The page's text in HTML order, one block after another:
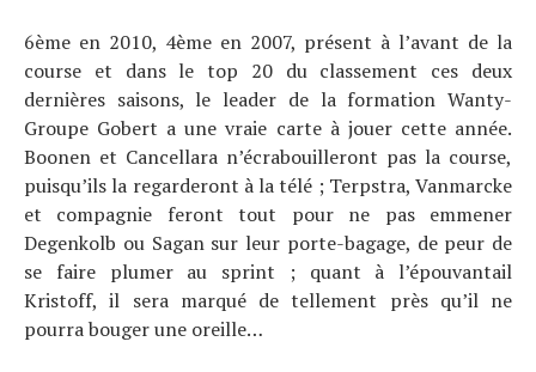
6ème en 2010, 4ème en 2007, présent à l’avant de la
course et dans le top 20 du classement ces deux
dernières saisons, le leader de la formation Wanty-
Groupe Gobert a une vraie carte à jouer cette année.
Boonen et Cancellara n’écrabouilleront pas la course,
puisqu’ils la regarderont à la télé ; Terpstra, Vanmarcke
et compagnie feront tout pour ne pas emmener
Degenkolb ou Sagan sur leur porte-bagage, de peur de
se faire plumer au sprint ; quant à l’épouvantail
Kristoff, il sera marqué de tellement près qu’il ne
pourra bouger une oreille…